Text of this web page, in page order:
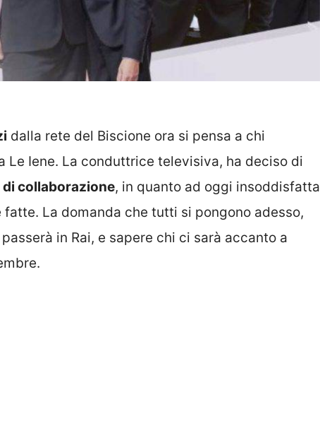
dalla rete del Biscione ora si pensa a chi
Le Iene. La conduttrice televisiva, ha deciso di
di collaborazione, in quanto ad oggi insoddisfatta
La domanda che tutti si pongono adesso,
in Rai, e sapere chi ci sarà accanto a